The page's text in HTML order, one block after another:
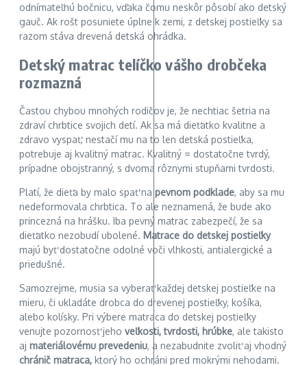
odnímateľnú bočnicu, vďaka čomu neskôr pôsobí ako detský
gauč. Ak rošt posuniete úplne k zemi, z detskej postieľky sa
razom stáva drevená detská ohrádka.
Detský matrac telíčko vášho drobčeka
rozmazná
Častou chybou mnohých rodičov je, že nechtiac šetria na
zdraví chrbtice svojich detí. Ak sa má dieťatko kvalitne a
zdravo vyspať, nestačí mu na to len detská postieľka,
potrebuje aj kvalitný matrac. Kvalitný = dostatočne tvrdý,
prípadne obojstranný, s dvoma rôznymi stupňami tvrdosti.
Platí, že dieťa by malo spať na pevnom podklade, aby sa mu
nedeformovala chrbtica. To ale neznamená, že bude ako
princezná na hrášku. Iba pevný matrac zabezpečí, že sa
dieťatko nezobudí ubolené. Matrace do detskej postieľky
majú byť dostatočne odolné voči vlhkosti, antialergické a
priedušné.
Samozrejme, musia sa vyberať každej detskej postieľke na
mieru, či ukladáte drobca do drevenej postieľky, košíka,
alebo kolísky. Pri výbere matraca do detskej postieľky
venujte pozornosť jeho veľkosti, tvrdosti, hrúbke, ale takisto
aj materiálovému prevedeniu, a nezabudnite zvoliť aj vhodný
chránič matraca, ktorý ho ochráni pred mokrými nehodami.